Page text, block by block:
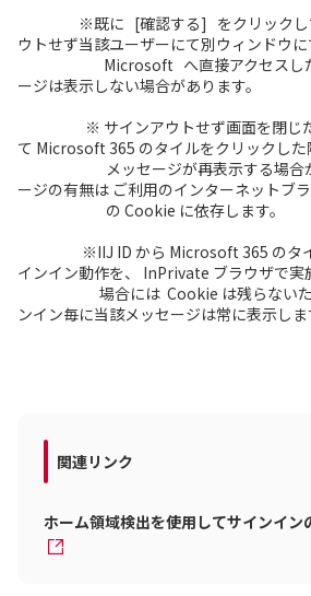
※既に [確認する] をクリックし
ウトせず当該ユーザーにて別ウィンドウに
Microsoft へ直接アクセスし
ージは表示しない場合があります。
※ サインアウトせず画面を閉じた
て Microsoft 365 のタイルをクリックした
メッセージが再表示する場合が
ージの有無は ご利用のインターネットブ
の Cookie に依存します。
※IIJ ID から Microsoft 365 のタイ
インイン動作を、 InPrivate ブラウザで実
場合には Cookie は残らない
ンイン毎に当該メッセージは常に表示しま
関連リンク
ホーム領域検出を使用してサインイン